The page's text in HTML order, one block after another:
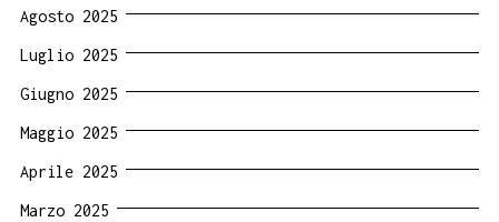
Agosto 2025
Luglio 2025
Giugno 2025
Maggio 2025
Aprile 2025
Marzo 2025